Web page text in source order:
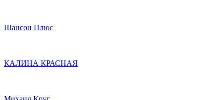
Шансон Плюс
КАЛИНА КРАСНАЯ